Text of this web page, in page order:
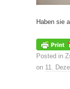
Haben sie
Posted in
on 11.